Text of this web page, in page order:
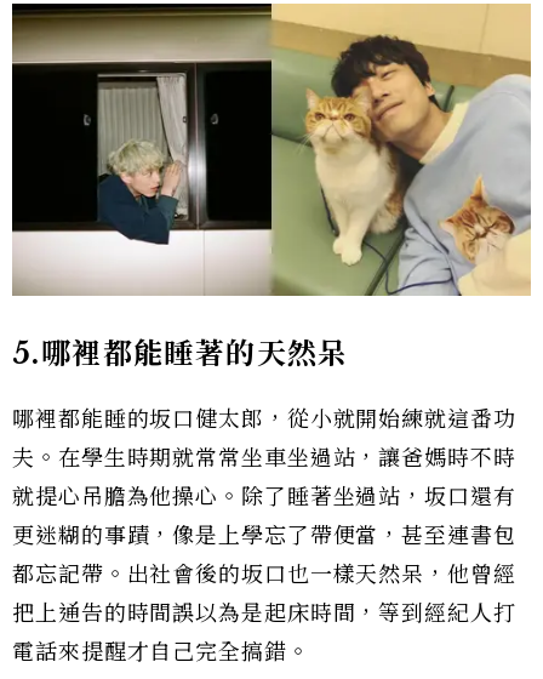
5.哪裡都能睡著的天然呆
哪裡都能睡的坂口健太郎，從小就開始練就這番功
夫。在學生時期就常常坐車坐過站，讓爸媽時不時
就提心吊膽為他操心。除了睡著坐過站，坂口還有
更迷糊的事蹟，像是上學忘了帶便當，甚至連書包
都忘記帶。出社會後的坂口也一樣天然呆，他曾經
把上通告的時間誤以為是起床時間，等到經紀人打
電話來提醒才自己完全搞錯。